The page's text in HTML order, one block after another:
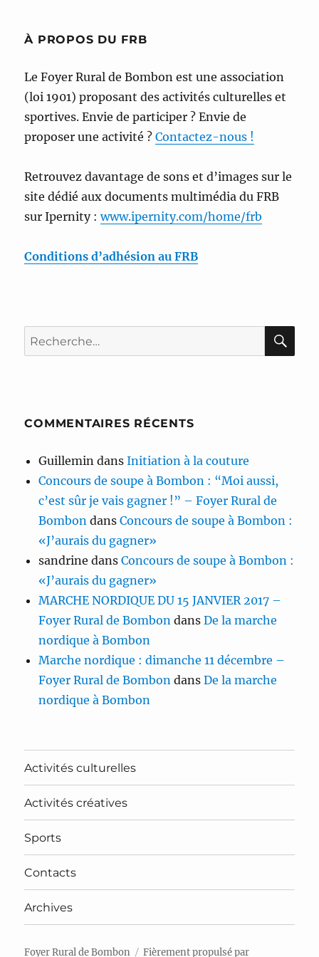
À PROPOS DU FRB
Le Foyer Rural de Bombon est une association
(loi 1901) proposant des activités culturelles et
sportives. Envie de participer ? Envie de
proposer une activité ?Contactez-nous !
Retrouvez davantage de sons et d’images sur le
site dédié aux documents multimédia du FRB
sur Ipernity :www.ipernity.com/home/frb
Conditions d’adhésion au FRB
Recherche
pour :
COMMENTAIRES RÉCENTS
Guillemin dansInitiation à la couture
Concours de soupe à Bombon : “Moi aussi,
c’est sûr je vais gagner !” – Foyer Rural de
Bombon dansConcours de soupe à Bombon :
«J’aurais du gagner»
sandrine dansConcours de soupe à Bombon :
«J’aurais du gagner»
MARCHE NORDIQUE DU 15 JANVIER 2017 –
Foyer Rural de Bombon dansDe la marche
nordique à Bombon
Marche nordique : dimanche 11 décembre –
Foyer Rural de Bombon dansDe la marche
nordique à Bombon
Activités culturelles
Activités créatives
Sports
Contacts
Archives
Foyer Rural de Bombon Fièrement propulsé par